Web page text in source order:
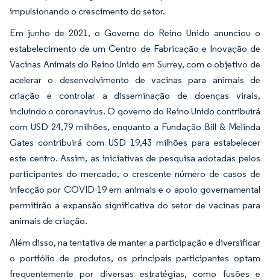
impulsionando o crescimento do setor.
Em junho de 2021, o Governo do Reino Unido anunciou o
estabelecimento de um Centro de Fabricação e Inovação de
Vacinas Animais do Reino Unido em Surrey, com o objetivo de
acelerar o desenvolvimento de vacinas para animais de
criação e controlar a disseminação de doenças virais,
incluindo o coronavírus. O governo do Reino Unido contribuirá
com USD 24,79 milhões, enquanto a Fundação Bill & Melinda
Gates contribuirá com USD 19,43 milhões para estabelecer
este centro. Assim, as iniciativas de pesquisa adotadas pelos
participantes do mercado, o crescente número de casos de
infecção por COVID-19 em animais e o apoio governamental
permitirão a expansão significativa do setor de vacinas para
animais de criação.
Além disso, na tentativa de manter a participação e diversificar
o portfólio de produtos, os principais participantes optam
frequentemente por diversas estratégias, como fusões e